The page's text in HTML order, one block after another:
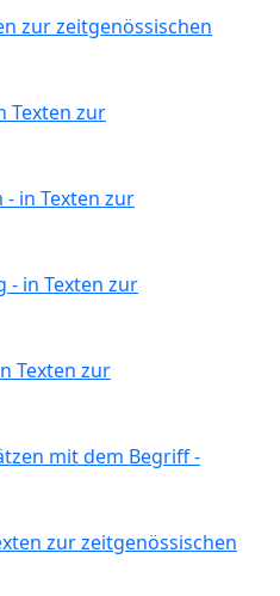
zur zeitgenössischen
Texten zur
in Texten zur
- in Texten zur
Texten zur
mit dem Begriff -
zur zeitgenössischen